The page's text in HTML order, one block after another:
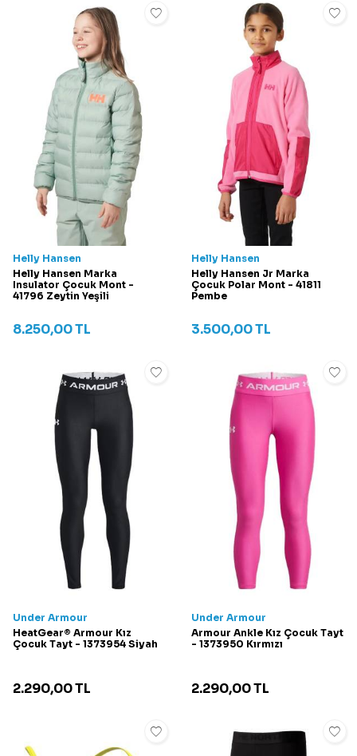
Helly Hansen
Helly Hansen Marka
Insulator Çocuk Mont -
41796 Zeytin Yeşili
8.250,00TL
Helly Hansen
Helly Hansen Jr Marka
Çocuk Polar Mont - 41811
Pembe
3.500,00TL
Under Armour
HeatGear® Armour Kız
Çocuk Tayt - 1373954 Siyah
2.290,00TL
Under Armour
Armour Ankle Kız Çocuk Tayt
- 1373950 Kırmızı
2.290,00TL